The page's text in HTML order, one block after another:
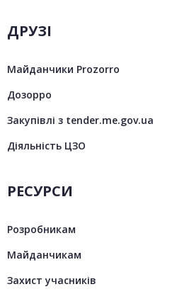
ДРУЗІ
Майданчики Prozorro
Дозорро
Закупівлі з tender.me.gov.ua
Діяльність ЦЗО
РЕСУРСИ
Розробникам
Майданчикам
Захист учасників